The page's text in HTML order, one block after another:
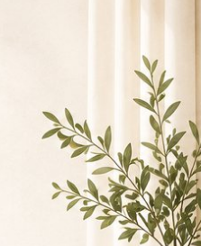
vede il silicone che fissa il vetro)